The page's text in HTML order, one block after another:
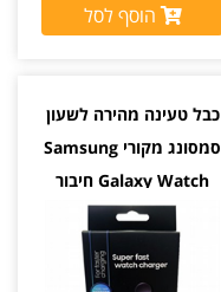
הוסף לסל
כבל טעינה מהירה לשעון
סמסונג מקורי Samsung
Galaxy Watch חיבור
Type-C יבואן רשמי סאני